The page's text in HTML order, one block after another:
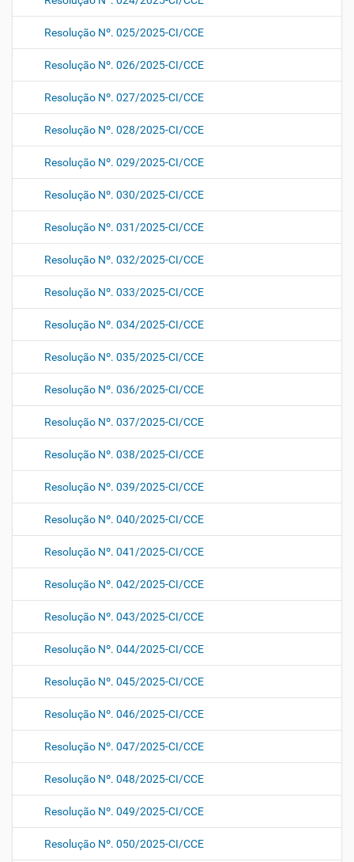
Resolução Nº. 025/2025-CI/CCE
Resolução Nº. 026/2025-CI/CCE
Resolução Nº. 027/2025-CI/CCE
Resolução Nº. 028/2025-CI/CCE
Resolução Nº. 029/2025-CI/CCE
Resolução Nº. 030/2025-CI/CCE
Resolução Nº. 031/2025-CI/CCE
Resolução Nº. 032/2025-CI/CCE
Resolução Nº. 033/2025-CI/CCE
Resolução Nº. 034/2025-CI/CCE
Resolução Nº. 035/2025-CI/CCE
Resolução Nº. 036/2025-CI/CCE
Resolução Nº. 037/2025-CI/CCE
Resolução Nº. 038/2025-CI/CCE
Resolução Nº. 039/2025-CI/CCE
Resolução Nº. 040/2025-CI/CCE
Resolução Nº. 041/2025-CI/CCE
Resolução Nº. 042/2025-CI/CCE
Resolução Nº. 043/2025-CI/CCE
Resolução Nº. 044/2025-CI/CCE
Resolução Nº. 045/2025-CI/CCE
Resolução Nº. 046/2025-CI/CCE
Resolução Nº. 047/2025-CI/CCE
Resolução Nº. 048/2025-CI/CCE
Resolução Nº. 049/2025-CI/CCE
Resolução Nº. 050/2025-CI/CCE